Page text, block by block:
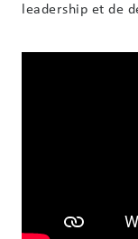
leadership et de